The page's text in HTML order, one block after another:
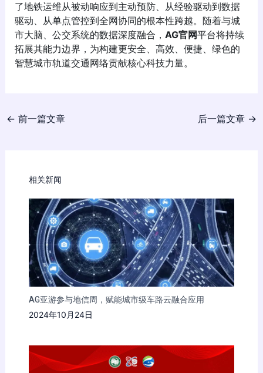
了地铁运维从被动响应到主动预防、从经验驱动到数据
驱动、从单点管控到全网协同的根本性跨越。随着与城
市大脑、公交系统的数据深度融合， AG官网平台将持续
拓展其能力边界，为构建更安全、高效、便捷、绿色的
智慧城市轨道交通网络贡献核心科技力量。
← 前一篇文章 后一篇文章 →
相关新闻
AG亚游参与地信周，赋能城市级车路云融合应用
2024年10月24日